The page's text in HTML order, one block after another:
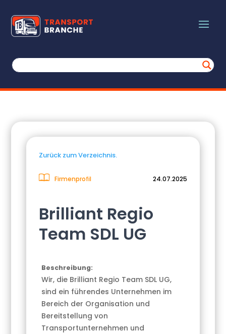
Zurück zum Verzeichnis.
Firmenprofil 24.07.2025
Brilliant Regio
Team SDL UG
Beschreibung:
Wir, die Brilliant Regio Team SDL UG,
sind ein führendes Unternehmen im
Bereich der Organisation und
Bereitstellung von
Transportunternehmen und